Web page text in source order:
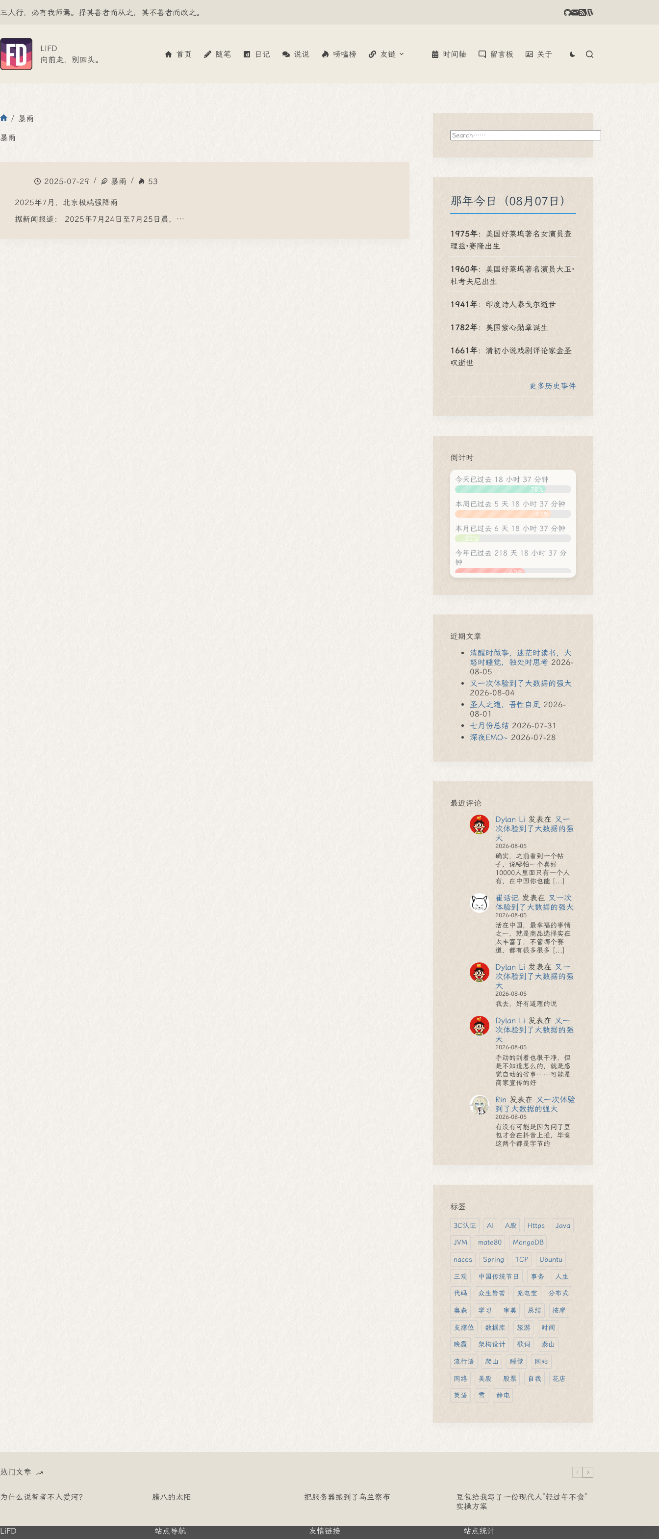
至
三人行，必有我师焉。择其善者而从之，其不善者而改之。
LIFD
向前走，别回头。
首页 随笔 日记 说说 唠嗑榜 友链 时间轴 留言板 关于
页
/ 暴雨
暴雨
2025-07-29 暴雨 53
2025年7月，北京极端强降雨
据新闻报道： 2025年7月24日至7月25日晨，…
搜
索
那年今日（08月07日）
1975年： 美国好莱坞著名女演员查
理兹·赛隆出生
1960年： 美国好莱坞著名演员大卫·
杜考夫尼出生
1941年： 印度诗人泰戈尔逝世
1782年： 美国紫心勋章诞生
1661年： 清初小说戏剧评论家金圣
叹逝世
更多历史事件
倒计时
今天已过去 18 小时 37 分钟
78%
本周已过去 5 天 18 小时 37 分钟
83%
本月已过去 6 天 18 小时 37 分钟
22%
今年已过去 218 天 18 小时 37 分
钟
60%
近期文章
清醒时做事，迷茫时读书，大
怒时睡觉，独处时思考 2026-
08-05
又一次体验到了大数据的强大
2026-08-04
圣人之道，吾性自足 2026-
08-01
七月份总结 2026-07-31
深夜EMO~ 2026-07-28
最近评论
Dylan Li 发表在 又一
次体验到了大数据的强
大
2026-08-05
确实，之前看到一个帖
子，说哪怕一个喜好
10000人里面只有一个人
有，在中国你也能 [...]
崔话记 发表在 又一次
体验到了大数据的强大
2026-08-05
活在中国，最幸福的事情
之一，就是商品选择实在
太丰富了，不管哪个赛
道，都有很多很多 [...]
Dylan Li 发表在 又一
次体验到了大数据的强
大
2026-08-05
我去，好有道理的说
Dylan Li 发表在 又一
次体验到了大数据的强
大
2026-08-05
手动的刮着也很干净，但
是不知道怎么的，就是感
觉自动的省事……可能是
商家宣传的好
Rin 发表在 又一次体验
到了大数据的强大
2026-08-05
有没有可能是因为问了豆
包才会在抖音上推，毕竟
这两个都是字节的
标签
3C认证 AI A股 Https Java
JVM mate80 MongoDB
nacos Spring TCP Ubuntu
三观 中国传统节日 事务 人生
代码 众生皆苦 充电宝 分布式
奥森 学习 审美 总结 按摩
支撑位 数据库 旅游 时间
晚霞 架构设计 歌词 泰山
流行语 爬山 睡觉 网站
网络 美股 股票 自我 花店
英语 雪 静电
热门文章
为什么说智者不入爱河？ 腊八的太阳 把服务器搬到了乌兰察布
豆包给我写了一份现代人“轻过午不食”
实操方案
LiFD 站点导航 友情链接 站点统计